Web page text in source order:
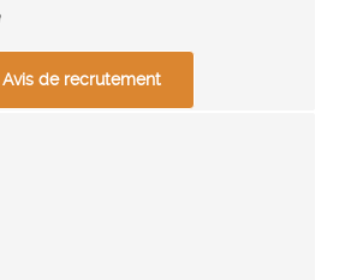
Avis de recrutement